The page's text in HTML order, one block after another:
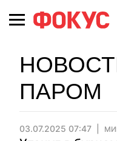
ПАРОМ
03.07.2025 07:47